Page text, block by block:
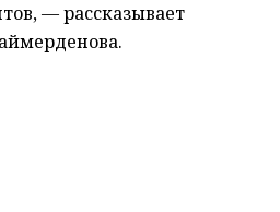
— рассказывает